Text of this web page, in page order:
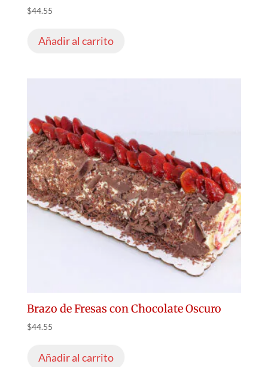
$44.55
Añadir al carrito
Brazo de Fresas con Chocolate Oscuro
$44.55
Añadir al carrito